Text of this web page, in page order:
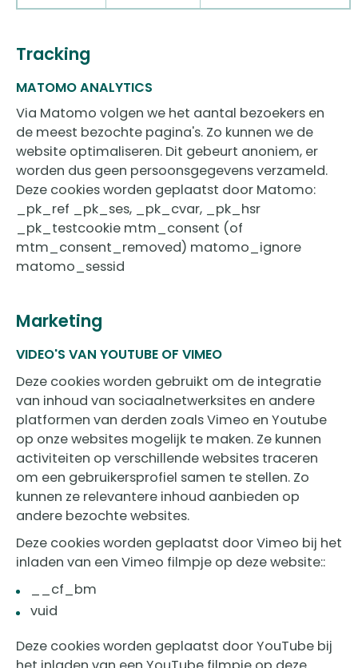
Tracking
MATOMO ANALYTICS
Via Matomo volgen we het aantal bezoekers en
de meest bezochte pagina's. Zo kunnen we de
website optimaliseren. Dit gebeurt anoniem, er
worden dus geen persoonsgegevens verzameld.
Deze cookies worden geplaatst door Matomo:
_pk_ref _pk_ses, _pk_cvar, _pk_hsr
_pk_testcookie mtm_consent (of
mtm_consent_removed) matomo_ignore
matomo_sessid
Marketing
VIDEO'S VAN YOUTUBE OF VIMEO
Deze cookies worden gebruikt om de integratie
van inhoud van sociaalnetwerksites en andere
platformen van derden zoals Vimeo en Youtube
op onze websites mogelijk te maken. Ze kunnen
activiteiten op verschillende websites traceren
om een ​​gebruikersprofiel samen te stellen. Zo
kunnen ze relevantere inhoud aanbieden op
andere bezochte websites.
Deze cookies worden geplaatst door Vimeo bij het
inladen van een Vimeo filmpje op deze website::
__cf_bm
vuid
Deze cookies worden geplaatst door YouTube bij